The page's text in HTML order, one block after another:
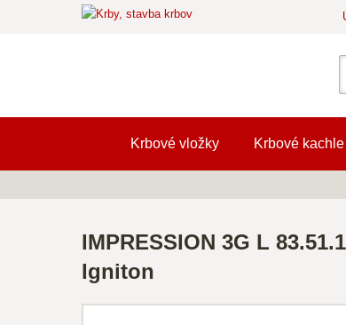
Krbové vložky Krbové kachle
IMPRESSION 3G L
Igniton